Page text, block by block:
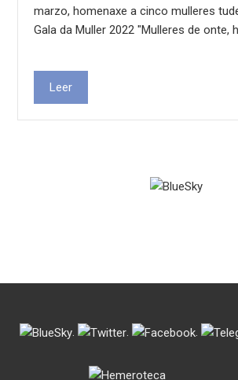
marzo, homenaxe a cinco mulleres
Gala da Muller 2022 "Mulleres de onte,
Leer
. . .